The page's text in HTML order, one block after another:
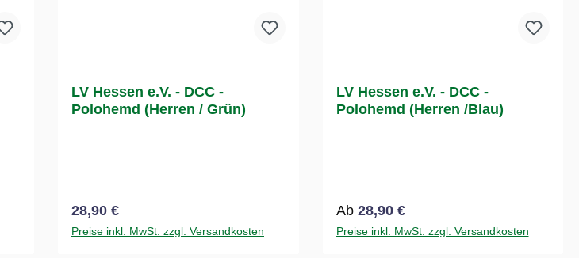
LV Hessen e.V. - DCC -
Polohemd (Herren / Grün)
Regulärer Preis:
28,90 €
Preise inkl. MwSt. zzgl. Versandkosten
LV Hessen e.V. - DCC -
Polohemd (Herren /Blau)
Regulärer Preis:
Ab 28,90 €
Preise inkl. MwSt. zzgl. Versandkosten